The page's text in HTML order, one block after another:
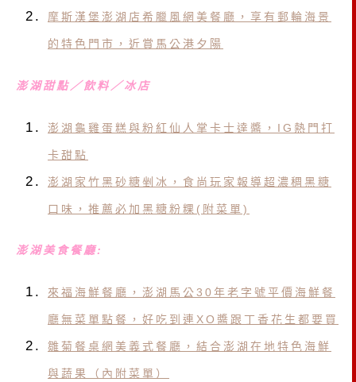
摩斯漢堡澎湖店希臘風網美餐廳，享有郵輪海景
的特色門市，近賞馬公港夕陽
澎湖甜點／飲料／冰店
澎湖龜雞蛋糕與粉紅仙人掌卡士達醬，IG熱門打
卡甜點
澎湖家竹黑砂糖剉冰，食尚玩家報導超濃稠黑糖
口味，推薦必加黑糖粉粿(附菜單)
澎湖美食餐廳:
來福海鮮餐廳，澎湖馬公30年老字號平價海鮮餐
廳無菜單點餐，好吃到連XO醬跟丁香花生都要買
雛菊餐桌網美義式餐廳，結合澎湖在地特色海鮮
與蔬果（內附菜單）